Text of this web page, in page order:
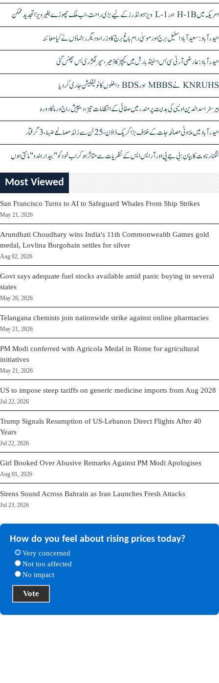
امریکہ میں H-1B اور L-1 ویزا ہولڈرز کے لیے بڑی راحت، اب ملک چھوڑے بغیر ویزا تجدید ممکن
حیدرآباد: سعیدآباد اسٹیل برج اور موسیٰ رام باغ برج کا وزراء و دیگر رہنماؤں نے کیا معائنہ
حیدرآباد: عارضی آر ٹی سی بس اسٹینڈ بارش میں کیچڑ کا ڈھیر، سپر لگژری بس پھنس گئی
KNRUHS نے MBBS اور BDS داخلوں کا نوٹیفکیشن جاری کر دیا
بیرسٹر اسدالدین اویسی کی ہدایت پر مندر میں صفائی کے انتظامات تیز، دیپیش راج ورما کا دورہ
حیدرآباد میں ملاوٹی مصالحہ جات کے خلاف بڑا کریک ڈاؤن، 25 ٹن سے زائد مصالحے ضبط، 3 گرفتار
کنگنا رناوت کا بیان: بی جے پی اور آر ایس ایس کے نظریات سے متاثر ہو کر اب خود کو "بیدار ہندو" مانتی ہوں
Most Viewed
San Francisco Turns to AI to Safeguard Whales From Ship Strikes
May 21, 2026
Arundhati Choudhary wins India's 11th Commonwealth Games gold
medal, Lovlina Borgohain settles for silver
Aug 02, 2026
Govt says adequate fuel stocks available amid panic buying in several
states
May 26, 2026
Telangana chemists join nationwide strike against online pharmacies
May 21, 2026
PM Modi conferred with Agricola Medal in Rome for agricultural
initiatives
May 21, 2026
US to impose steep tariffs on generic medicine imports from Aug 2028
Jul 22, 2026
Trump Signals Resumption of US-Lebanon Direct Flights After 40
Years
Jul 22, 2026
Girl Booked Over Abusive Remarks Against PM Modi Apologises
Aug 01, 2026
Sirens Sound Across Bahrain as Iran Launches Fresh Attacks
Jul 23, 2026
How do you feel about rising prices today?
Very concerned
Not too affected
No impact